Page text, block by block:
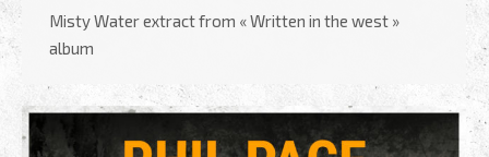
Misty Water extract from « Written in the west »
album